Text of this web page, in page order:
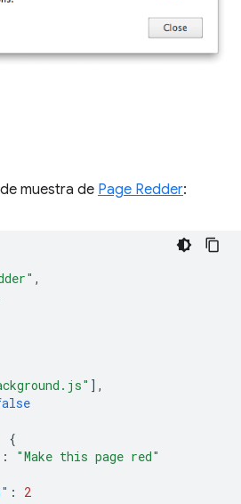
muestra de Page Redder:
,
],
{
:
"Make this page red"
:
2